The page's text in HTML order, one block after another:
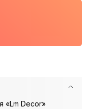
«Lm Decor»